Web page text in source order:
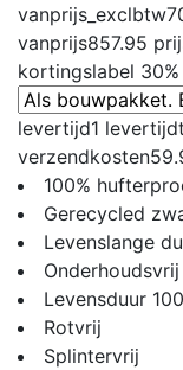
vanprijs_exclbtw
vanprijs857.95
kortingslabel 30%
levertijd1
verzendkosten
100%
Gerecycled
Levenslange
Onderhoudsvrij
Levensduur
Rotvrij
Splintervrij